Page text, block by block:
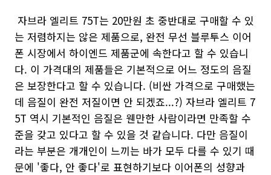
자브라 엘리트 75T는 20만원 초 중반대로 구매할 수 있
는 저렴하지는 않은 제품으로, 완전 무선 블루투스 이어
폰 시장에서 하이엔드 제품군에 속한다고 할 수 있습니
다. 이 가격대의 제품들은 기본적으로 어느 정도의 음질
은 보장한다고 할 수 있습니다. (비싼 가격으로 구매했는
데 음질이 완전 저질이면 안 되겠죠...?) 자브라 엘리트 7
5T 역시 기본적인 음질은 웬만한 사람이라면 만족할 수
준을 갖고 있다고 할 수 있을 것 같습니다. 다만 음질이
라는 부분은 개개인이 느끼는 바가 모두 다를 수 있기 때
문에 '좋다, 안 좋다'로 표현하기보다 이어폰의 성향과